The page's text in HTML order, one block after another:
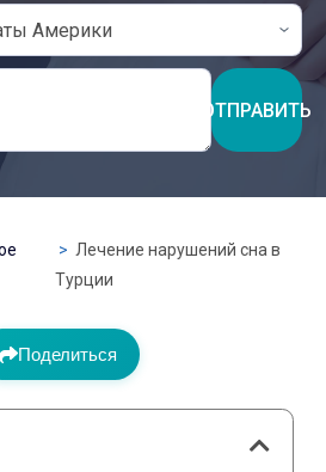
ОТПРАВИТЬ
Лечение нарушений сна в
Турции
Поделиться